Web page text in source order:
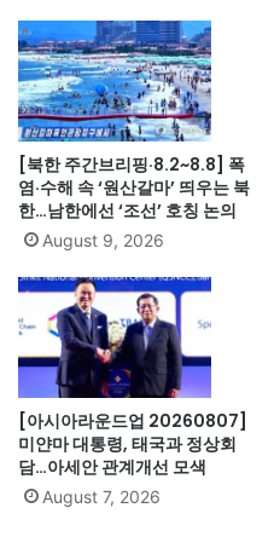
[북한 주간브리핑·8.2~8.8] 폭
염·수해 속 ‘원산갈마’ 띄우는 북
한…남한에선 ‘조선’ 호칭 논의
August 9, 2026
[아시아라운드업 20260807]
미얀마 대통령, 태국과 정상회
담…아세안 관계개선 모색
August 7, 2026